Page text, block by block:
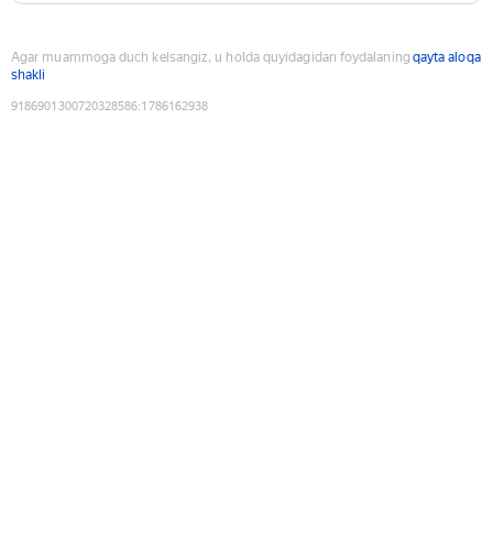
Agar muammoga duch kelsangiz, u holda quyidagidan foydalaning qayta aloqa
shakli
9186901300720328586:1786162938